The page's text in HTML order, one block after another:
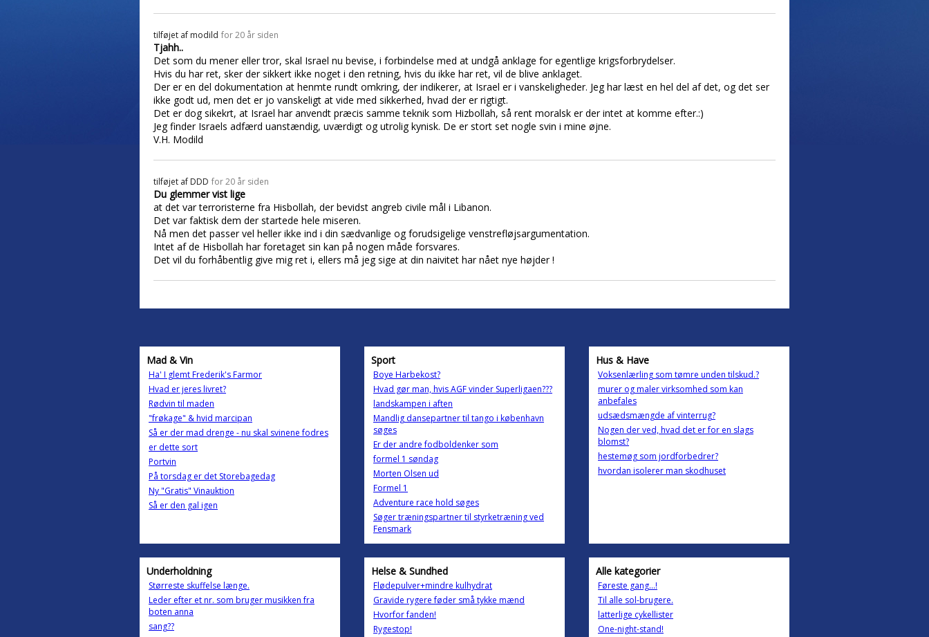
tilføjet af modild for 20 år siden
Tjahh..
Det som du mener eller tror, skal Israel nu bevise, i forbindelse med at undgå anklage for egentlige krigsforbrydelser.
Hvis du har ret, sker der sikkert ikke noget i den retning, hvis du ikke har ret, vil de blive anklaget.
Der er en del dokumentation at henmte rundt omkring, der indikerer, at Israel er i vanskeligheder. Jeg har læst en hel del af det, og det ser
ikke godt ud, men det er jo vanskeligt at vide med sikkerhed, hvad der er rigtigt.
Det er dog sikekrt, at Israel har anvendt præcis samme teknik som Hizbollah, så rent moralsk er der intet at komme efter.:)
Jeg finder Israels adfærd uanstændig, uværdigt og utrolig kynisk. De er stort set nogle svin i mine øjne.
V.H. Modild
tilføjet af DDD for 20 år siden
Du glemmer vist lige
at det var terroristerne fra Hisbollah, der bevidst angreb civile mål i Libanon.
Det var faktisk dem der startede hele miseren.
Nå men det passer vel heller ikke ind i din sædvanlige og forudsigelige venstrefløjsargumentation.
Intet af de Hisbollah har foretaget sin kan på nogen måde forsvares.
Det vil du forhåbentlig give mig ret i, ellers må jeg sige at din naivitet har nået nye højder !
Mad & Vin
Ha' I glemt Frederik's Farmor
Hvad er jeres livret?
Rødvin til maden
"frøkage" & hvid marcipan
Så er der mad drenge - nu skal svinene fodres
er dette sort
Portvin
På torsdag er det Storebagedag
Ny "Gratis" Vinauktion
Så er den gal igen
Sport
Boye Harbekost?
Hvad gør man, hvis AGF vinder Superligaen???
landskampen i aften
Mandlig dansepartner til tango i københavn
søges
Er der andre fodboldenker som
formel 1 søndag
Morten Olsen ud
Formel 1
Adventure race hold søges
Søger træningspartner til styrketræning ved
Fensmark
Hus & Have
Voksenlærling som tømre unden tilskud.?
murer og maler virksomhed som kan
anbefales
udsædsmængde af vinterrug?
Nogen der ved, hvad det er for en slags
blomst?
hestemøg som jordforbedrer?
hvordan isolerer man skodhuset
Underholdning
Størreste skuffelse længe.
Leder efter et nr. som bruger musikken fra
boten anna
sang??
Helse & Sundhed
Flødepulver+mindre kulhydrat
Gravide rygere føder små tykke mænd
Hvorfor fanden!
Rygestop!
Alle kategorier
Føreste gang...!
Til alle sol-brugere.
latterlige cykellister
One-night-stand!